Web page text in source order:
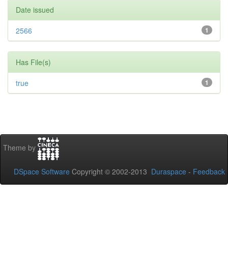
Date issued
1
2566
Has File(s)
1
true
Theme by
DSpace Software Copyright © 2002-2013 Duraspace - Feedback